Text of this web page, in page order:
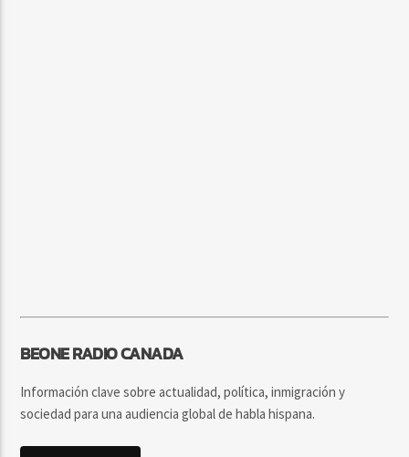
BEONE RADIO CANADA
Información clave sobre actualidad, política, inmigración y
sociedad para una audiencia global de habla hispana.